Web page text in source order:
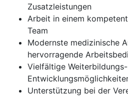
Zusatzleistungen
Arbeit in einem
Team
Modernste medizinische
hervorragende
Vielfältige
Unterstützung bei der